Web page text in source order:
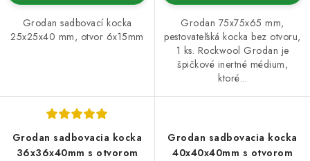
Grodan sadbovací kocka
25x25x40 mm, otvor 6x15mm
Grodan 75x75x65 mm,
pestovateľská kocka bez otvoru,
1 ks. Rockwool Grodan je
špičkové inertné médium,
ktoré...
Grodan sadbovacia kocka
36x36x40mm s otvorom
Grodan sadbovacia kocka
40x40x40mm s otvorom